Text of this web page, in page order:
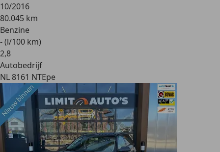
10/2016
80.045 km
Benzine
- (l/100 km)
2,8
Autobedrijf
NL 8161 NTEpe